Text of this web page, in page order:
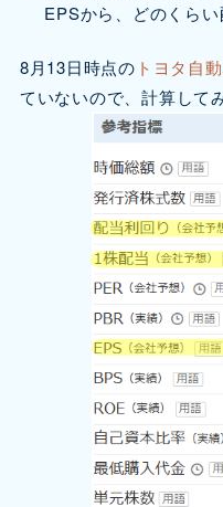
EPSから、どのくら
8月13日時点の トヨタ自
ていないので、計算して